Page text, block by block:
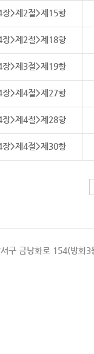
장>제2절>제15항
장>제2절>제18항
장>제3절>제19항
장>제4절>제27항
장>제4절>제28항
장>제4절>제30항
구 금낭화로 154(방화3